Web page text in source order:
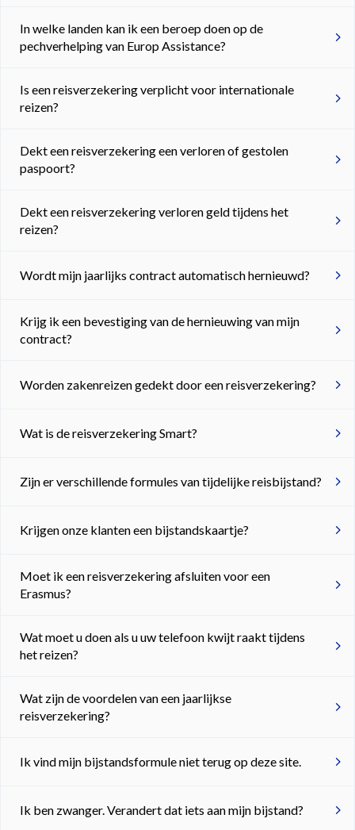
In welke landen kan ik een beroep doen op de
pechverhelping van Europ Assistance?
Is een reisverzekering verplicht voor internationale
reizen?
Dekt een reisverzekering een verloren of gestolen
paspoort?
Dekt een reisverzekering verloren geld tijdens het
reizen?
Wordt mijn jaarlijks contract automatisch hernieuwd?
Krijg ik een bevestiging van de hernieuwing van mijn
contract?
Worden zakenreizen gedekt door een reisverzekering?
Wat is de reisverzekering Smart?
Zijn er verschillende formules van tijdelijke reisbijstand?
Krijgen onze klanten een bijstandskaartje?
Moet ik een reisverzekering afsluiten voor een
Erasmus?
Wat moet u doen als u uw telefoon kwijt raakt tijdens
het reizen?
Wat zijn de voordelen van een jaarlijkse
reisverzekering?
Ik vind mijn bijstandsformule niet terug op deze site.
Ik ben zwanger. Verandert dat iets aan mijn bijstand?